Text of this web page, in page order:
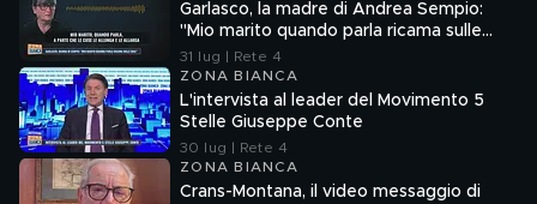
Garlasco, la madre di Andrea Sempio:
"Mio marito quando parla ricama sulle
cose"
31 lug | Rete 4
ZONA BIANCA
L'intervista al leader del Movimento 5
Stelle Giuseppe Conte
30 lug | Rete 4
ZONA BIANCA
Crans-Montana, il video messaggio di